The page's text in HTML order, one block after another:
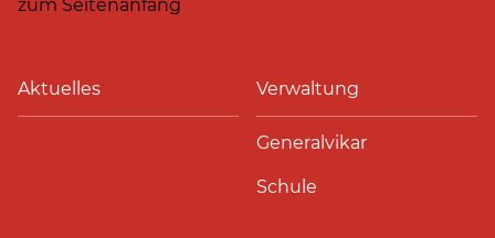
zum Seitenanfang
Aktuelles Verwaltung
Generalvikar
Schule